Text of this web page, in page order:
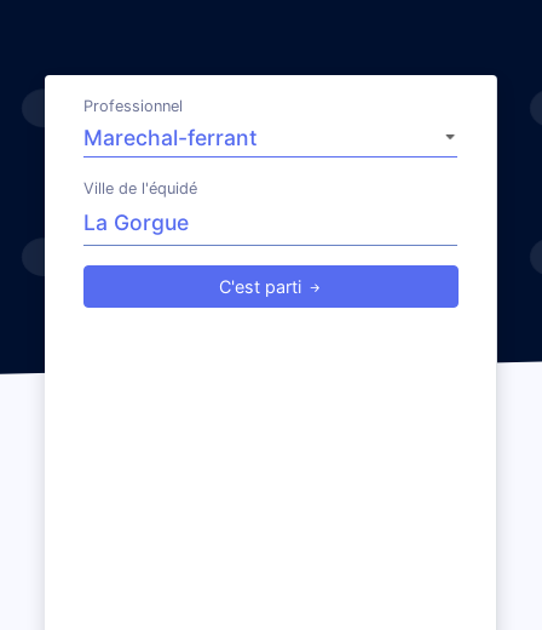
Professionnel
Ville de l'équidé
C'est parti